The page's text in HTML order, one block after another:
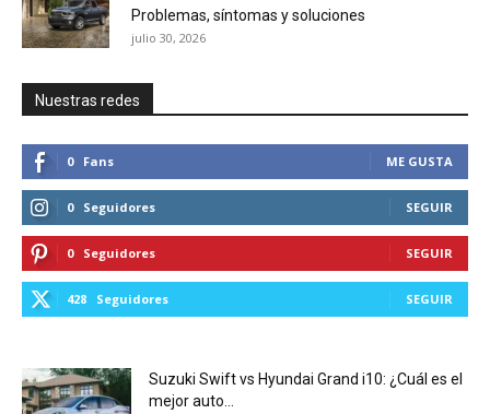
Problemas, síntomas y soluciones
julio 30, 2026
Nuestras redes
0 Fans ME GUSTA
0 Seguidores SEGUIR
0 Seguidores SEGUIR
428 Seguidores SEGUIR
Suzuki Swift vs Hyundai Grand i10: ¿Cuál es el
mejor auto...